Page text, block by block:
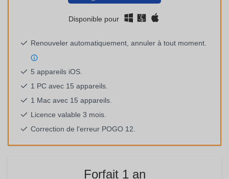
Disponible pour
Renouveler automatiquement, annuler à tout moment.
5 appareils iOS.
1 PC avec 15 appareils.
1 Mac avec 15 appareils.
Licence valable 3 mois.
Correction de l'erreur POGO 12.
Forfait 1 an